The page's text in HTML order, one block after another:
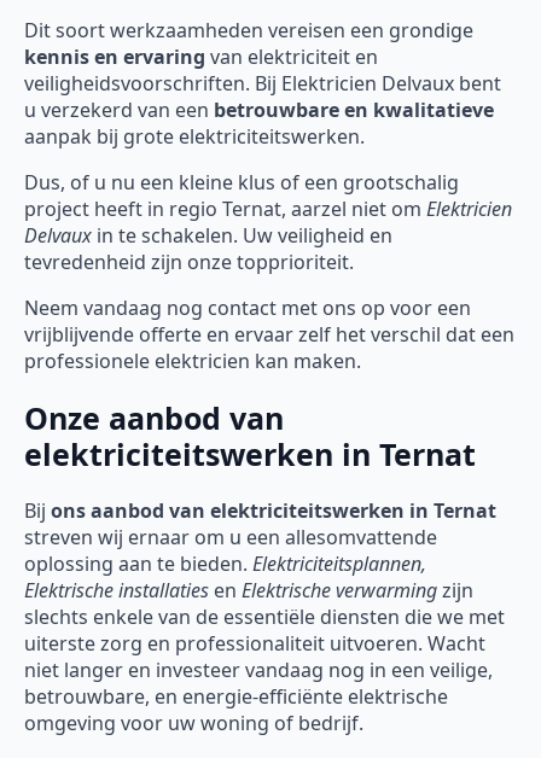
Dit soort werkzaamheden vereisen een grondige
kennis en ervaring van elektriciteit en
veiligheidsvoorschriften. Bij Elektricien Delvaux bent
u verzekerd van een betrouwbare en kwalitatieve
aanpak bij grote elektriciteitswerken.
Dus, of u nu een kleine klus of een grootschalig
project heeft in regio Ternat, aarzel niet om Elektricien
Delvaux in te schakelen. Uw veiligheid en
tevredenheid zijn onze topprioriteit.
Neem vandaag nog contact met ons op voor een
vrijblijvende offerte en ervaar zelf het verschil dat een
professionele elektricien kan maken.
Onze aanbod van
elektriciteitswerken in Ternat
Bij ons aanbod van elektriciteitswerken in Ternat
streven wij ernaar om u een allesomvattende
oplossing aan te bieden. Elektriciteitsplannen,
Elektrische installaties en Elektrische verwarmingzijn
slechts enkele van de essentiële diensten die we met
uiterste zorg en professionaliteit uitvoeren. Wacht
niet langer en investeer vandaag nog in een veilige,
betrouwbare, en energie-efficiënte elektrische
omgeving voor uw woning of bedrijf.